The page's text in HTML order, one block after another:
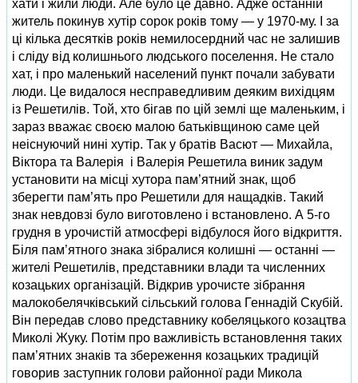
хати і жили люди. Але було це давно. Адже останній
житель покинув хутір сорок років тому — у 1970‑му. І за
ці кілька десятків років немилосердний час не залишив
і сліду від колишнього людського поселення. Не стало
хат, і про маленький населений пункт почали забувати
люди. Це видалося несправедливим деяким вихідцям
із Решетилів. Той, хто бігав по цій землі ще маленьким, і
зараз вважає своєю малою батьківщиною саме цей
неіснуючий нині хутір. Так у братів Васют — Михайла,
Віктора та Валерія і Валерія Решетила виник задум
установити на місці хутора пам’ятний знак, щоб
зберегти пам’ять про Решетили для нащадків. Такий
знак невдовзі було виготовлено і встановлено. А 5‑го
грудня в урочистій атмосфері відбулося його відкриття.
Біля пам’ятного знака зібралися колишні — останні —
жителі Решетилів, представники влади та численних
козацьких організацій. Відкрив урочисте зібрання
малокобелячківський сільський голова Геннадій Скубій.
Він передав слово представнику кобеляцького козацтва
Миколі Жуку. Потім про важливість встановлення таких
пам’ятних знаків та збереження козацьких традицій
говорив заступник голови районної ради Микола